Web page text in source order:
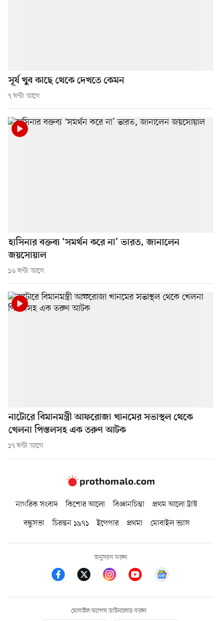
সূর্য খুব কাছে থেকে দেখতে কেমন
৭ ঘণ্টা আগে
হাসিনার বক্তব্য ‘সমর্থন করে না’ ভারত, জানালেন
জয়সোয়াল
১৬ ঘণ্টা আগে
নাটোরে বিমানমন্ত্রী আফরোজা খানমের সভাস্থল থেকে
খেলনা পিস্তলসহ এক তরুণ আটক
১৭ ঘণ্টা আগে
নাগরিক সংবাদ কিশোর আলো বিজ্ঞানচিন্তা
প্রথম আলো ট্রাস্ট
বন্ধুসভা
চিরন্তন ১৯৭১ ইপেপার প্রথমা মোবাইল ভ্যাস
অনুসরণ করুন
মোবাইল অ্যাপস ডাউনলোড করুন